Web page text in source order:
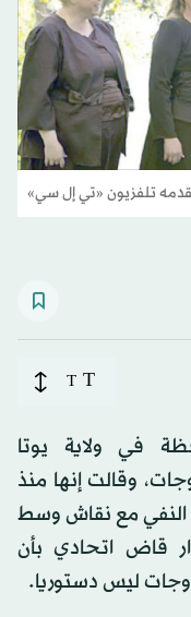
تلفزيون «تي إل سي»
T
T
في ولاية يوتا
وقالت إنها منذ
النفي مع نقاش وسط
قاض اتحادي بأن
ليس دستوريا.